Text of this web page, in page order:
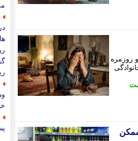
روزمره